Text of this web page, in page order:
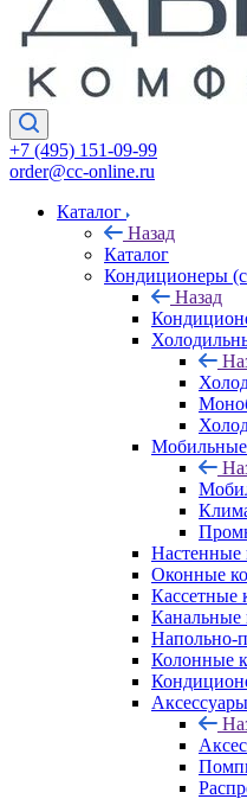
+7 (495) 151-09-99
order@cc-online.ru
Каталог
Назад
Каталог
Кондиционеры
Назад
Настенные
Оконные
Кассетные
Канальные
Напольно-
Колонные